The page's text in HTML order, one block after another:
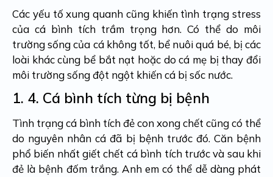
Các yếu tố xung quanh cũng khiến tình trạng stress
của cá bình tích trầm trọng hơn. Có thể do môi
trường sống của cá không tốt, bể nuôi quá bé, bị các
loài khác cùng bể bắt nạt hoặc do cá mẹ bị thay đổi
môi trường sống đột ngột khiến cá bị sốc nước.
1. 4. Cá bình tích từng bị bệnh
Tình trạng cá bình tích đẻ con xong chết cũng có thể
do nguyên nhân cá đã bị bệnh trước đó. Căn bệnh
phổ biến nhất giết chết cá bình tích trước và sau khi
đẻ là bệnh đốm trắng. Anh em có thể dễ dàng phát